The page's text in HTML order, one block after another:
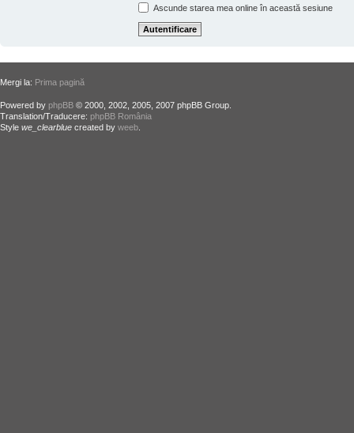
Ascunde starea mea online în această sesiune
Mergi la: Prima pagină
Powered by phpBB © 2000, 2002, 2005, 2007 phpBB Group.
Translation/Traducere: phpBB România
Style we_clearblue created by weeb